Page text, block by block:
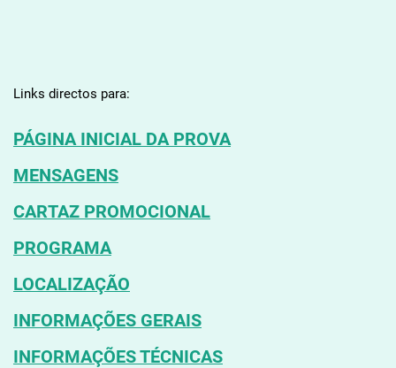
Links directos para:
PÁGINA INICIAL DA PROVA
MENSAGENS
CARTAZ PROMOCIONAL
PROGRAMA
LOCALIZAÇÃO
INFORMAÇÕES GERAIS
INFORMAÇÕES TÉCNICAS